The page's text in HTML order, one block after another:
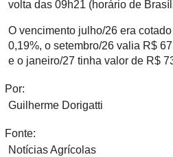
volta das 09h21 (horário de
O vencimento julho/26 era
0,19%, o setembro/26 valia R$
e o janeiro/27 tinha valor de R$
Por:
Guilherme Dorigatti
Fonte:
Notícias Agrícolas